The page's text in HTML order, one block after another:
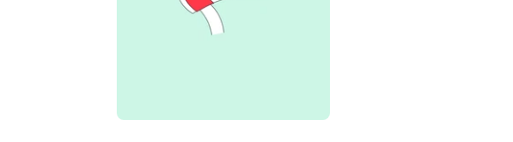
Erfahrungsportal
Academy